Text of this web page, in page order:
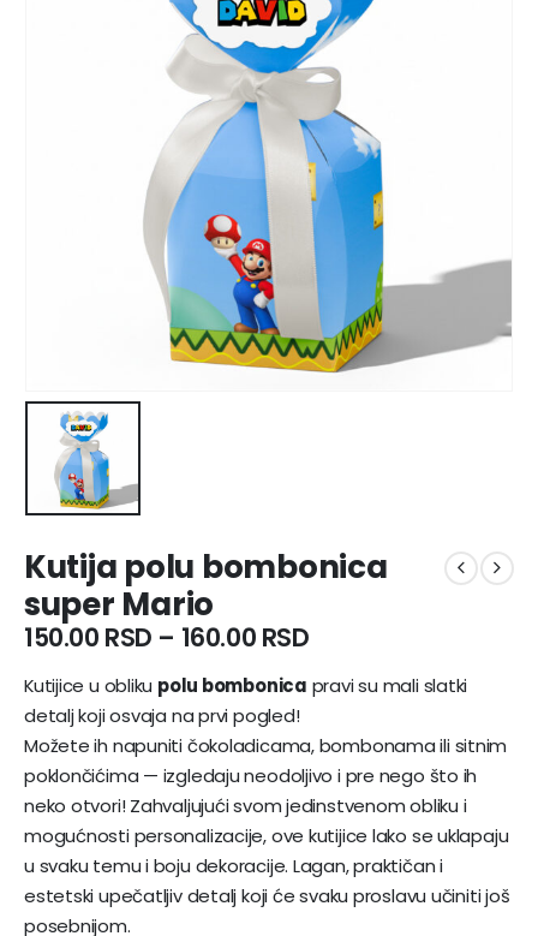
Kutija polu bombonica
super Mario
150.00 RSD – 160.00 RSD
Kutijice u obliku polu bombonica pravi su mali slatki
detalj koji osvaja na prvi pogled!
Možete ih napuniti čokoladicama, bombonama ili sitnim
poklončićima — izgledaju neodoljivo i pre nego što ih
neko otvori! Zahvaljujući svom jedinstvenom obliku i
mogućnosti personalizacije, ove kutijice lako se uklapaju
u svaku temu i boju dekoracije. Lagan, praktičan i
estetski upečatljiv detalj koji će svaku proslavu učiniti još
posebnijom.